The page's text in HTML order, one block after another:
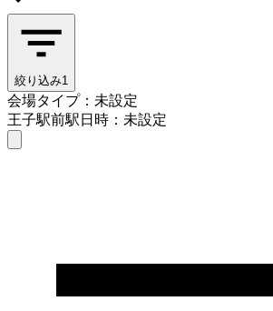
絞り込み1
会場タイプ：未設定
王子駅前駅日時：未設定